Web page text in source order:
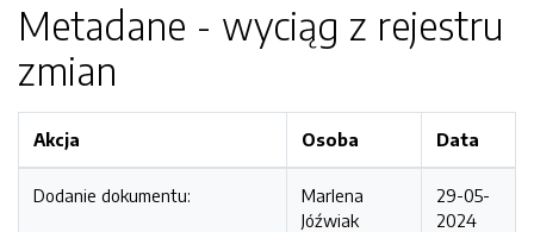
Metadane - wyciąg z rejestru
zmian
Akcja Osoba Data
Dodanie dokumentu:
Marlena
Jóźwiak
29-05-
2024